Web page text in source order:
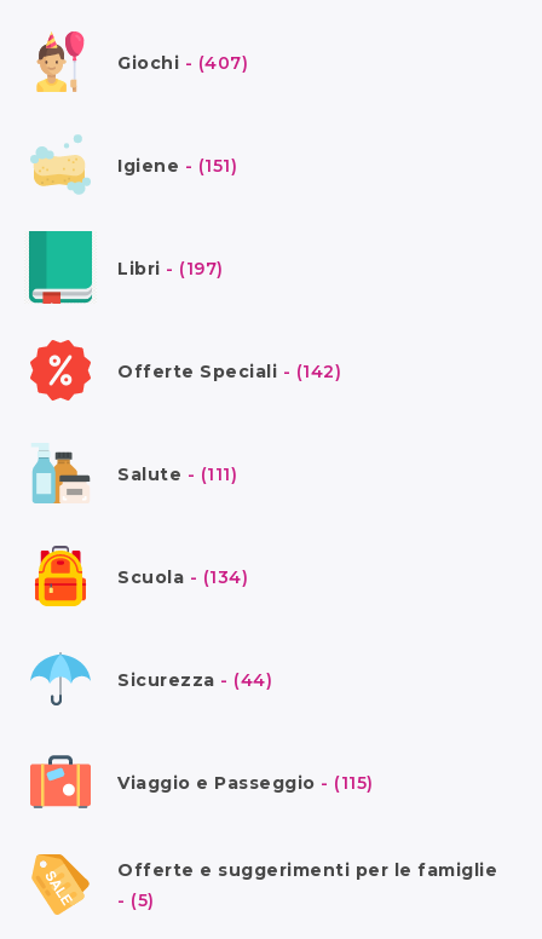
Giochi - (407)
Igiene - (151)
Libri - (197)
Offerte Speciali - (142)
Salute - (111)
Scuola - (134)
Sicurezza - (44)
Viaggio e Passeggio - (115)
Offerte e suggerimenti per le famiglie
- (5)